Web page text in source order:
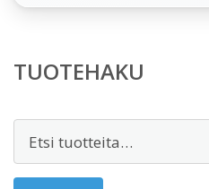
TUOTEHAKU